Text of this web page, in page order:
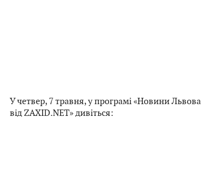
У четвер, 7 травня, у програмі «Новини Львова
від ZAXID.NET» дивіться: